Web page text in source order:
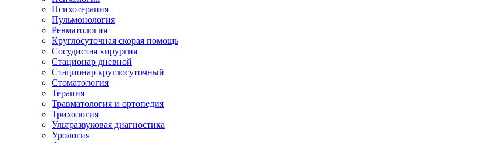
Психотерапия
Пульмонология
Ревматология
Круглосуточная скорая помощь
Сосудистая хирургия
Стационар дневной
Стационар круглосуточный
Стоматология
Терапия
Травматология и ортопедия
Трихология
Ультразвуковая диагностика
Урология